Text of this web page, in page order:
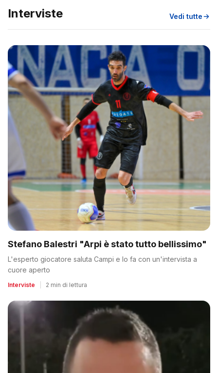
Interviste Vedi tutte
Stefano Balestri "Arpi è stato tutto bellissimo"
L'esperto giocatore saluta Campi e lo fa con un'intervista a
cuore aperto
Interviste 2 min di lettura